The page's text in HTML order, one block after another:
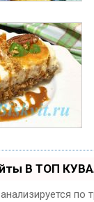
В ТОП
по